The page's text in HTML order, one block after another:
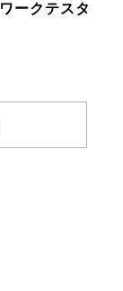
ークテスタ